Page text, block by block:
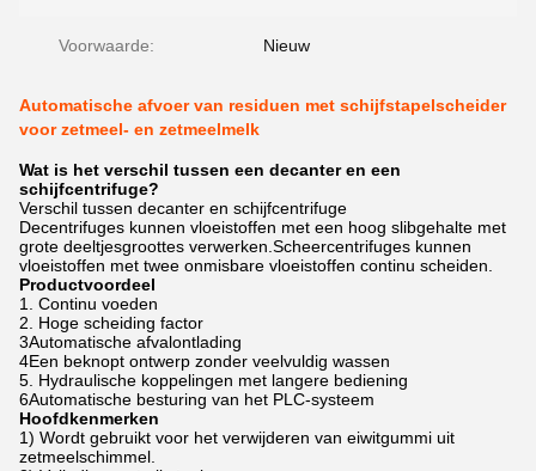
Voorwaarde: Nieuw
Automatische afvoer van residuen met schijfstapelscheider
voor zetmeel- en zetmeelmelk
Wat is het verschil tussen een decanter en een
schijfcentrifuge?
Verschil tussen decanter en schijfcentrifuge
Decentrifuges kunnen vloeistoffen met een hoog slibgehalte met
grote deeltjesgroottes verwerken.Scheercentrifuges kunnen
vloeistoffen met twee onmisbare vloeistoffen continu scheiden.
Productvoordeel
1. Continu voeden
2. Hoge scheiding factor
3Automatische afvalontlading
4Een beknopt ontwerp zonder veelvuldig wassen
5. Hydraulische koppelingen met langere bediening
6Automatische besturing van het PLC-systeem
Hoofdkenmerken
1) Wordt gebruikt voor het verwijderen van eiwitgummi uit
zetmeelschimmel.